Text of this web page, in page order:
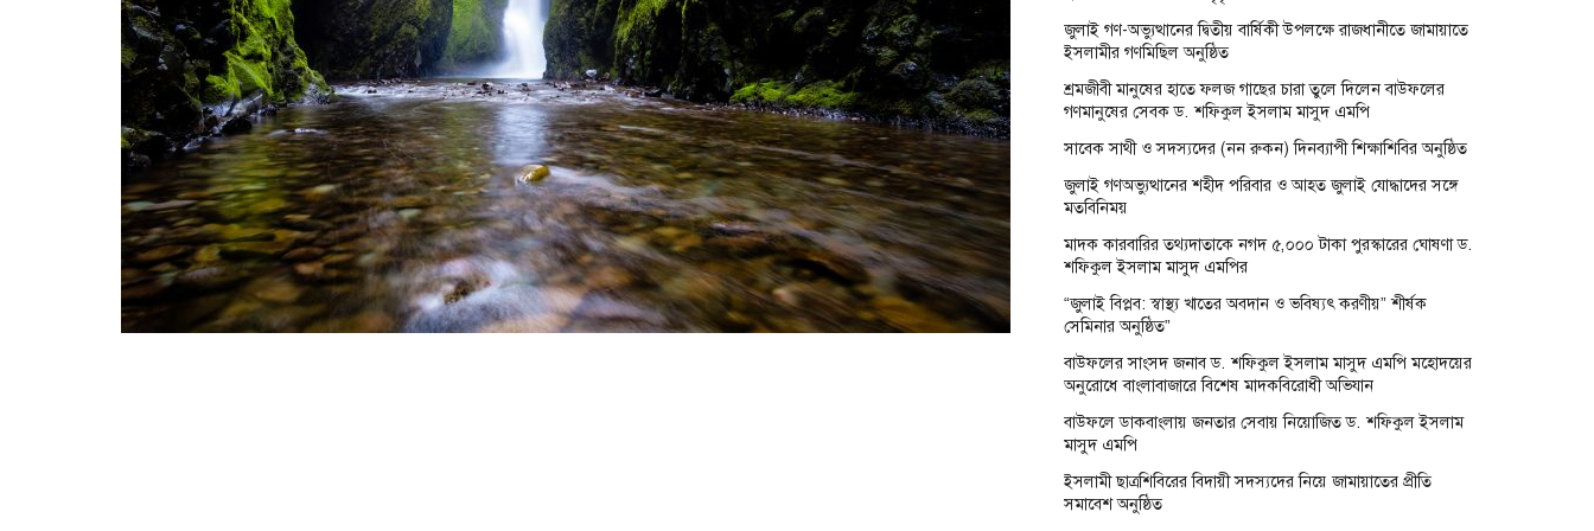
জুলাই গণ-অভ্যুত্থানের দ্বিতীয় বার্ষিকী উপলক্ষে রাজধানীতে জামায়াতে
ইসলামীর গণমিছিল অনুষ্ঠিত
শ্রমজীবী মানুষের হাতে ফলজ গাছের চারা তুলে দিলেন বাউফলের
গণমানুষের সেবক ড. শফিকুল ইসলাম মাসুদ এমপি
সাবেক সাথী ও সদস্যদের (নন রুকন) দিনব্যাপী শিক্ষাশিবির অনুষ্ঠিত
জুলাই গণঅভ্যুত্থানের শহীদ পরিবার ও আহত জুলাই যোদ্ধাদের সঙ্গে
মতবিনিময়
মাদক কারবারির তথ্যদাতাকে নগদ ৫,০০০ টাকা পুরস্কারের ঘোষণা ড.
শফিকুল ইসলাম মাসুদ এমপির
“জুলাই বিপ্লব: স্বাস্থ্য খাতের অবদান ও ভবিষ্যৎ করণীয়” শীর্ষক
সেমিনার অনুষ্ঠিত”
বাউফলের সাংসদ জনাব ড. শফিকুল ইসলাম মাসুদ এমপি মহোদয়ের
অনুরোধে বাংলাবাজারে বিশেষ মাদকবিরোধী অভিযান
বাউফলে ডাকবাংলায় জনতার সেবায় নিয়োজিত ড. শফিকুল ইসলাম
মাসুদ এমপি
ইসলামী ছাত্রশিবিরের বিদায়ী সদস্যদের নিয়ে জামায়াতের প্রীতি
সমাবেশ অনুষ্ঠিত